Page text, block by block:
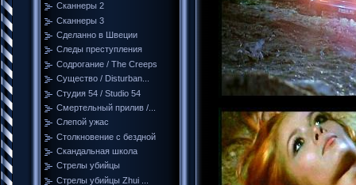
Сканнеры 2
Сканнеры 3
Сделанно в Швеции
Следы преступления
Содрогание / The Creeps
Существо / Disturban...
Студия 54 / Studio 54
Смертельный прилив /...
Слепой ужас
Столкновение с бездной
Скандальная школа
Стрелы убийцы
Стрелы убийцы Zhui ...